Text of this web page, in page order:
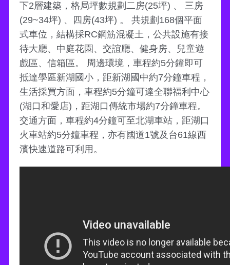
下2層建築，格局坪數規劃二房(25坪) 、 三房
(29~34坪) 、四房(43坪) 。 共規劃168個平面
式車位，結構採RC鋼筋混凝土，公共設施有接
待大廳、中庭花園、交誼廳、健身房、兒童遊
戲區、信箱區。 周邊環境，車程約5分鐘即可
抵達學區新湖國小，距新湖國中約7分鐘車程，
生活採買方面，車程約5分鐘可達全聯福利中心
(湖口和愛店)，距湖口傳統市場約7分鐘車程。
交通方面，車程約4分鐘可至北湖車站，距湖口
火車站約5分鐘車程，亦有國道1號及台61線西
濱快速道路可利用。